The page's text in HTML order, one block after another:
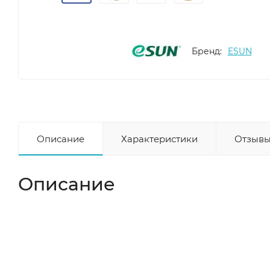
Бренд: ESUN
Описание Характеристики
Описание